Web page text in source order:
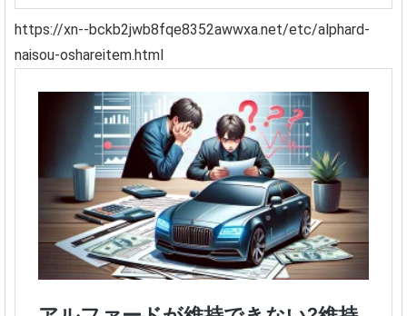
https://xn--bckb2jwb8fqe8352awwxa.net/etc/alphard-
naisou-oshareitem.html